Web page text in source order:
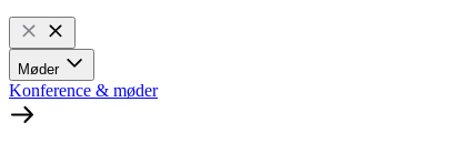
Møder
Konference & møder